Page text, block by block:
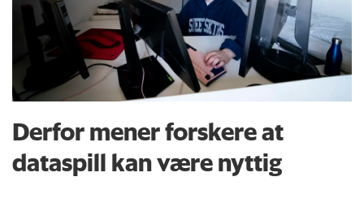
Derfor mener forskere at
dataspill kan være nyttig